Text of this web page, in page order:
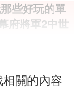
些好玩的單
府將軍2中世
關的內容